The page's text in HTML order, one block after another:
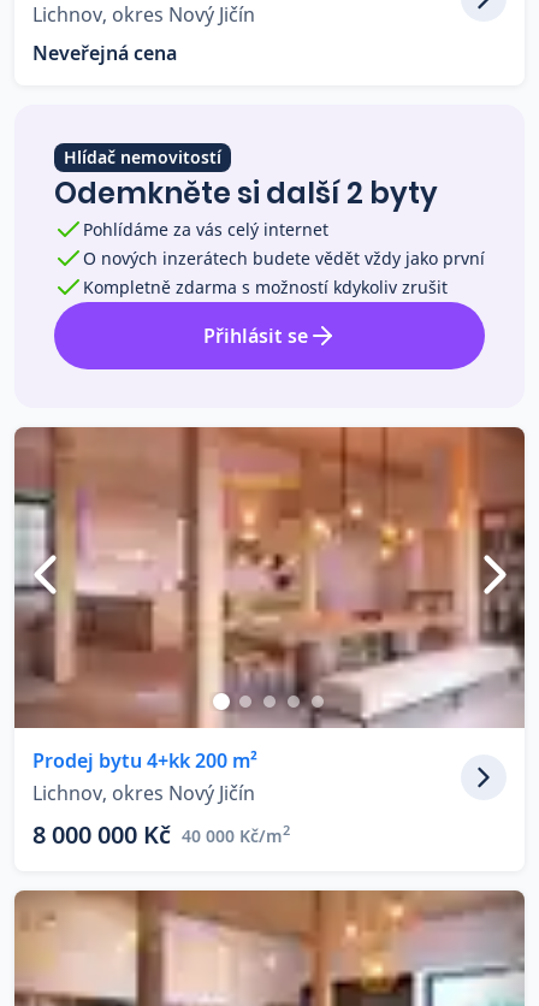
Blog
O nás
Lichnov, okres Nový Jičín
Neveřejná cena
Hlídač nemovitostí
Odemkněte si další 2 byty
Pohlídáme za vás celý internet
O nových inzerátech budete vědět vždy jako první
Kompletně zdarma s možností kdykoliv zrušit
Přihlásit se
Prodej bytu 4+kk 200 m²
Lichnov, okres Nový Jičín
8 000 000 Kč 40 000 Kč/m2